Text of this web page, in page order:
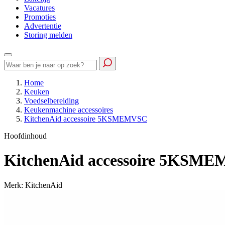
Vacatures
Promoties
Advertentie
Storing melden
Home
Keuken
Voedselbereiding
Keukenmachine accessoires
KitchenAid accessoire 5KSMEMVSC
Hoofdinhoud
KitchenAid accessoire
Merk: KitchenAid